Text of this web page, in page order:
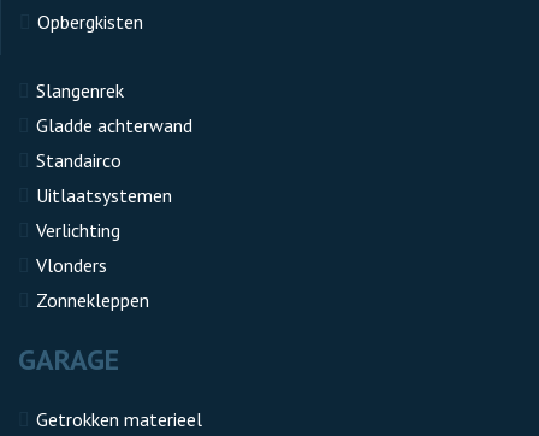
Opbergkisten
Slangenrek
Gladde achterwand
Standairco
Uitlaatsystemen
Verlichting
Vlonders
Zonnekleppen
GARAGE
Getrokken materieel